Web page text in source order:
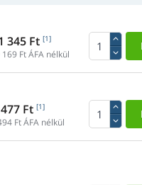
345 Ft [1]
169 Ft ÁFA nélkül
Ft [1]
Ft ÁFA nélkül